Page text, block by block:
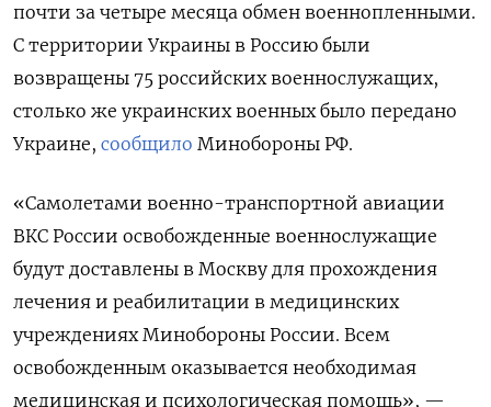
почти за четыре месяца обмен военнопленными.
С территории Украины в Россию были
возвращены 75 российских военнослужащих,
столько же украинских военных было передано
Украине, сообщило Минобороны РФ.
«Самолетами военно-транспортной авиации
ВКС России освобожденные военнослужащие
будут доставлены в Москву для прохождения
лечения и реабилитации в медицинских
учреждениях Минобороны России. Всем
освобожденным оказывается необходимая
медицинская и психологическая помощь», —